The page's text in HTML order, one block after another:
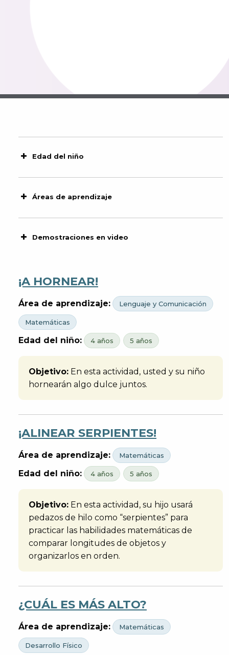
Edad del niño
Áreas de aprendizaje
Demostraciones en video
¡A HORNEAR!
Área de aprendizaje: Lenguaje y Comunicación
Matemáticas
Edad del niño: 4 años 5 años
Objetivo: En esta actividad, usted y su niño
hornearán algo dulce juntos.
¡ALINEAR SERPIENTES!
Área de aprendizaje: Matemáticas
Edad del niño: 4 años 5 años
Objetivo: En esta actividad, su hijo usará
pedazos de hilo como “serpientes” para
practicar las habilidades matemáticas de
comparar longitudes de objetos y
organizarlos en orden.
¿CUÁL ES MÁS ALTO?
Área de aprendizaje: Matemáticas
Desarrollo Físico